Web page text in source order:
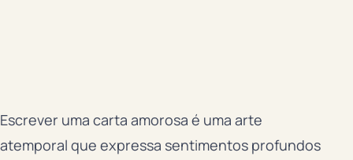
Escrever uma carta amorosa é uma arte
atemporal que expressa sentimentos profundos